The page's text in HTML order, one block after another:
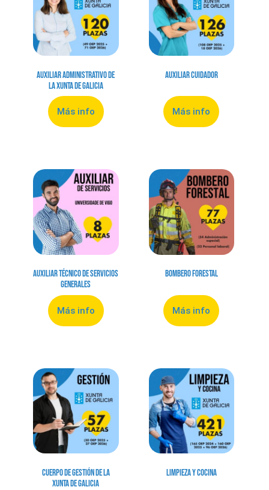
Auxiliar Administrativo de
la Xunta de Galicia
Más info
Auxiliar Cuidador
Más info
Auxiliar Técnico de Servicios
Generales
Más info
Bombero Forestal
Más info
Cuerpo de Gestión de la
Xunta de Galicia
Limpieza y Cocina